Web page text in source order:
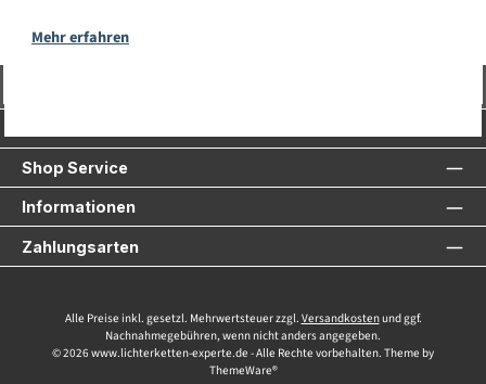
Mehr erfahren
Shop Service
Informationen
Zahlungsarten
Alle Preise inkl. gesetzl. Mehrwertsteuer zzgl. Versandkostenund ggf.
Nachnahmegebühren, wenn nicht anders angegeben.
© 2026 www.lichterketten-experte.de - Alle Rechte vorbehalten. Theme by
ThemeWare®